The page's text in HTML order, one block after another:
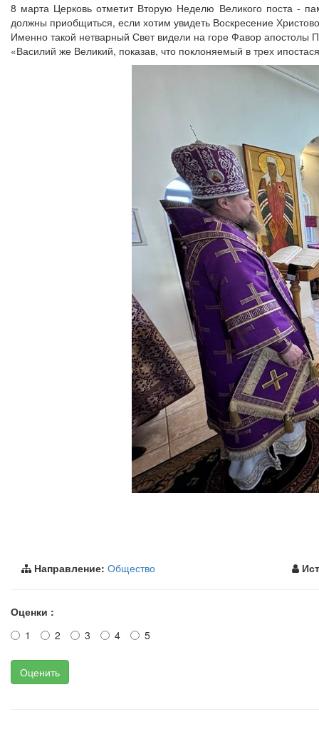
8 марта Церковь отметит Вторую Неделю Великого поста -
должны приобщиться, если хотим увидеть Воскресение
Именно такой нетварный Свет видели на горе Фавор апостолы
«Василий же Великий, показав, что поклоняемый в трех
Направление: Общество
Оценки :
1
2 3 4 5
Оценить